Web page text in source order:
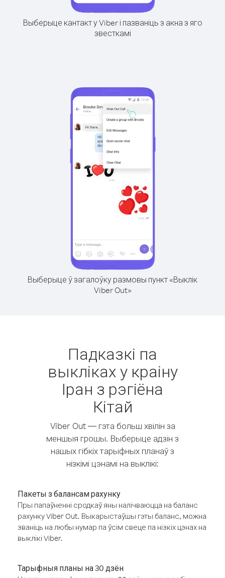
Выберыце кантакт у Viber і пазваніць з акна з яго
звесткамі
Выберыце ў загалоўку размовы пункт «Выклік
Viber Out»
Падказкі па
выкліках у краіну
Іран з рэгіёна
Кітай
Viber Out — гэта больш хвілін за
меншыя грошы. Выберыце адзін з
нашых гібкіх тарыфных планаў з
нізкімі цэнамі на выклікі:
Пакеты з балансам рахунку
Пры папаўненні сродкаў яны налічваюцца на баланс
рахунку Viber Out. Выкарыстаўшы гэты баланс, можна
званіць на любы нумар па ўсім свеце па нізкіх цэнах на
выклікі Viber.
Тарыфныя планы на 30 дзён